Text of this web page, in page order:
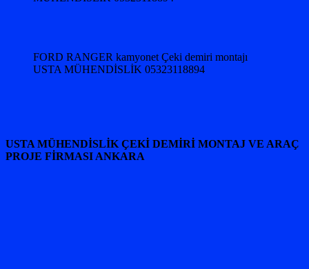
FORD RANGER kamyonet Çeki demiri montajı
USTA MÜHENDİSLİK 05323118894
USTA MÜHENDİSLİK ÇEKİ DEMİRİ MONTAJ VE ARAÇ
PROJE FİRMASI ANKARA